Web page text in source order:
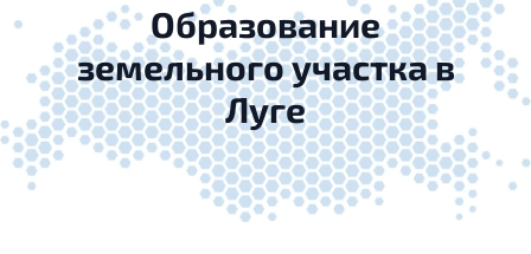
Образование
земельного участка в
Луге